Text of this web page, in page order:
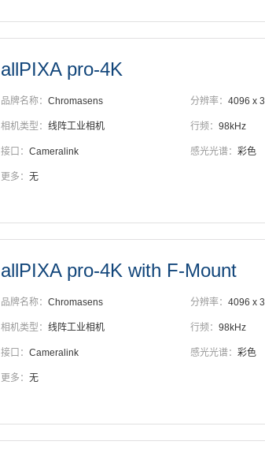
allPIXA pro-4K
品牌名称： Chromasens 分辨率：4096 x 3
相机类型： 线阵工业相机 行频：98kHz
接口： Cameralink 感光光谱：彩色
更多： 无
allPIXA pro-4K with F-Mount
品牌名称： Chromasens 分辨率：4096 x 3
相机类型： 线阵工业相机 行频：98kHz
接口： Cameralink 感光光谱：彩色
更多： 无